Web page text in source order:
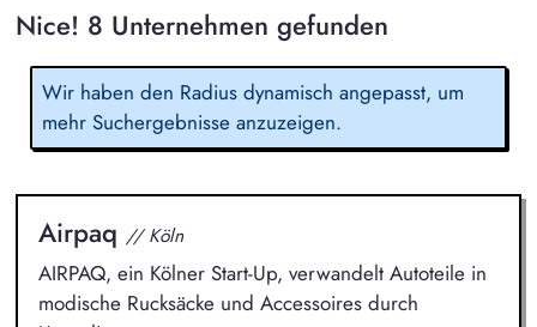
Nice! 8 Unternehmen gefunden
Wir haben den Radius dynamisch angepasst, um
mehr Suchergebnisse anzuzeigen.
Airpaq // Köln
AIRPAQ, ein Kölner Start-Up, verwandelt Autoteile in
modische Rucksäcke und Accessoires durch